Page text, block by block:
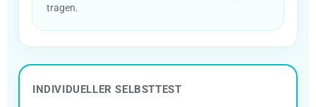
tragen.
INDIVIDUELLER SELBSTTEST